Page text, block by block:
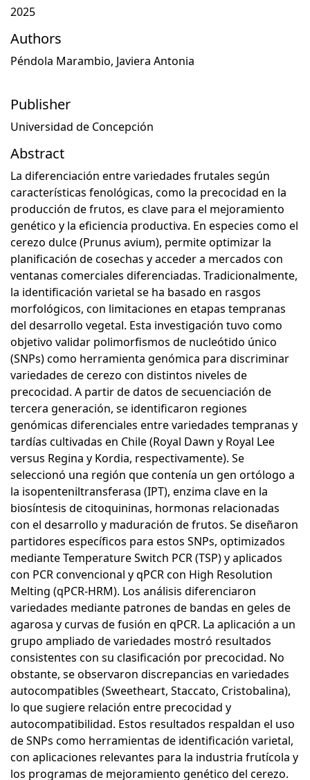
2025
Authors
Péndola Marambio, Javiera Antonia
Publisher
Universidad de Concepción
Abstract
La diferenciación entre variedades frutales según
características fenológicas, como la precocidad en la
producción de frutos, es clave para el mejoramiento
genético y la eficiencia productiva. En especies como el
cerezo dulce (Prunus avium), permite optimizar la
planificación de cosechas y acceder a mercados con
ventanas comerciales diferenciadas. Tradicionalmente,
la identificación varietal se ha basado en rasgos
morfológicos, con limitaciones en etapas tempranas
del desarrollo vegetal. Esta investigación tuvo como
objetivo validar polimorfismos de nucleótido único
(SNPs) como herramienta genómica para discriminar
variedades de cerezo con distintos niveles de
precocidad. A partir de datos de secuenciación de
tercera generación, se identificaron regiones
genómicas diferenciales entre variedades tempranas y
tardías cultivadas en Chile (Royal Dawn y Royal Lee
versus Regina y Kordia, respectivamente). Se
seleccionó una región que contenía un gen ortólogo a
la isopenteniltransferasa (IPT), enzima clave en la
biosíntesis de citoquininas, hormonas relacionadas
con el desarrollo y maduración de frutos. Se diseñaron
partidores específicos para estos SNPs, optimizados
mediante Temperature Switch PCR (TSP) y aplicados
con PCR convencional y qPCR con High Resolution
Melting (qPCR-HRM). Los análisis diferenciaron
variedades mediante patrones de bandas en geles de
agarosa y curvas de fusión en qPCR. La aplicación a un
grupo ampliado de variedades mostró resultados
consistentes con su clasificación por precocidad. No
obstante, se observaron discrepancias en variedades
autocompatibles (Sweetheart, Staccato, Cristobalina),
lo que sugiere relación entre precocidad y
autocompatibilidad. Estos resultados respaldan el uso
de SNPs como herramientas de identificación varietal,
con aplicaciones relevantes para la industria frutícola y
los programas de mejoramiento genético del cerezo.